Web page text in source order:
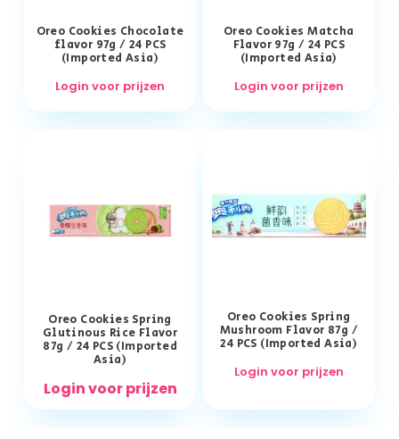
Oreo Cookies Chocolate
flavor 97g / 24 PCS
(Imported Asia)
Login voor prijzen
Oreo Cookies Matcha
Flavor 97g / 24 PCS
(Imported Asia)
Login voor prijzen
Oreo Cookies Spring
Glutinous Rice Flavor
87g / 24 PCS (Imported
Asia)
Login voor prijzen
Oreo Cookies Spring
Mushroom Flavor 87g /
24 PCS (Imported Asia)
Login voor prijzen